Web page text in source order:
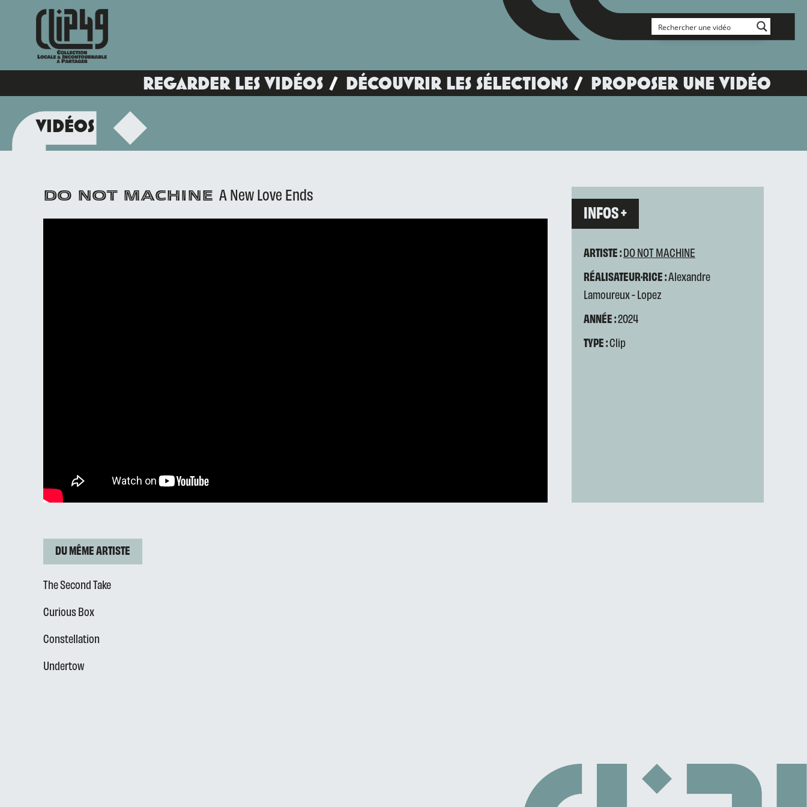
REGARDER LES VIDÉOS DÉCOUVRIR LES SÉLECTIONS PROPOSER UNE VIDÉO
VIDÉOS
DO NOT MACHINE A New Love Ends
INFOS +
ARTISTE :DO NOT MACHINE
RÉALISATEUR·RICE :Alexandre
Lamoureux - Lopez
ANNÉE :2024
TYPE :Clip
DU MÊME ARTISTE
The Second Take
Curious Box
Constellation
Undertow